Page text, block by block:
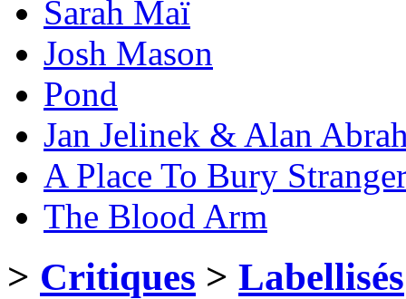
Sarah Maï
Josh Mason
Pond
Jan Jelinek & Alan
A Place To Bury
The Blood Arm
> Critiques > Labellisés